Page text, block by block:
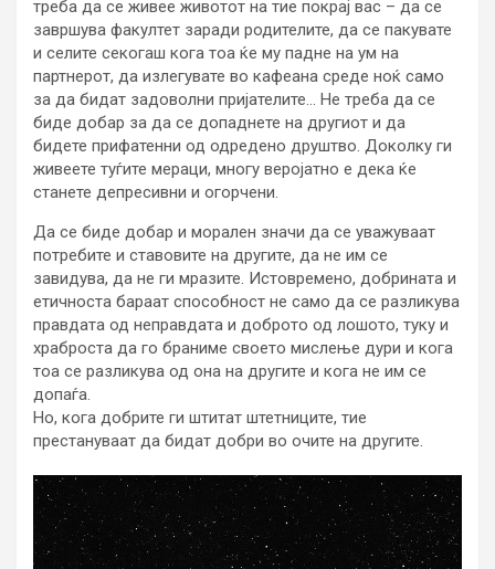
треба да се живее животот на тие покрај вас – да се
завршува факултет заради родителите, да се пакувате
и селите секогаш кога тоа ќе му падне на ум на
партнерот, да излегувате во кафеана среде ноќ само
за да бидат задоволни пријателите… Не треба да се
биде добар за да се допаднете на другиот и да
бидете прифатенни од одредено друштво. Доколку ги
живеете туѓите мераци, многу веројатно е дека ќе
станете депресивни и огорчени.
Да се биде добар и морален значи да се уважуваат
потребите и ставовите на другите, да не им се
завидува, да не ги мразите. Истовремено, добрината и
етичноста бараат способност не само да се разликува
правдата од неправдата и доброто од лошото, туку и
храброста да го браниме своето мислење дури и кога
тоа се разликува од она на другите и кога не им се
допаѓа.
Но, кога добрите ги штитат штетниците, тие
престануваат да бидат добри во очите на другите.